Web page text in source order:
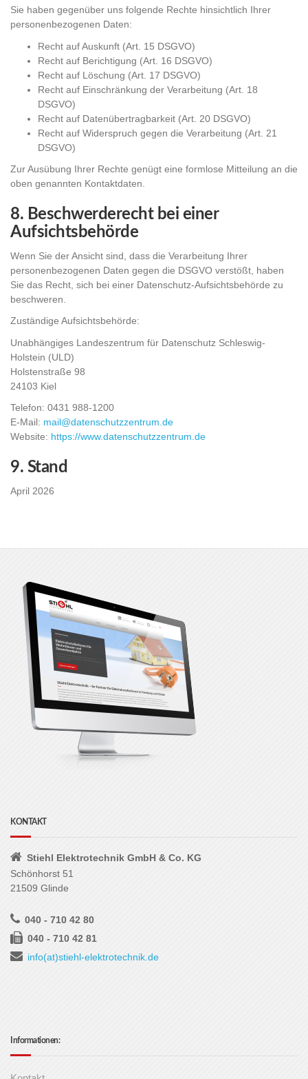
Sie haben gegenüber uns folgende Rechte hinsichtlich Ihrer
personenbezogenen Daten:
Recht auf Auskunft (Art. 15 DSGVO)
Recht auf Berichtigung (Art. 16 DSGVO)
Recht auf Löschung (Art. 17 DSGVO)
Recht auf Einschränkung der Verarbeitung (Art. 18
DSGVO)
Recht auf Datenübertragbarkeit (Art. 20 DSGVO)
Recht auf Widerspruch gegen die Verarbeitung (Art. 21
DSGVO)
Zur Ausübung Ihrer Rechte genügt eine formlose Mitteilung an die
oben genannten Kontaktdaten.
8. Beschwerderecht bei einer
Aufsichtsbehörde
Wenn Sie der Ansicht sind, dass die Verarbeitung Ihrer
personenbezogenen Daten gegen die DSGVO verstößt, haben
Sie das Recht, sich bei einer Datenschutz-Aufsichtsbehörde zu
beschweren.
Zuständige Aufsichtsbehörde:
Unabhängiges Landeszentrum für Datenschutz Schleswig-
Holstein (ULD)
Holstenstraße 98
24103 Kiel
Telefon: 0431 988-1200
E-Mail: mail@datenschutzzentrum.de
Website: https://www.datenschutzzentrum.de
9. Stand
April 2026
KONTAKT
Stiehl Elektrotechnik GmbH & Co. KG
Schönhorst 51
21509 Glinde
040 - 710 42 80
040 - 710 42 81
info(at)stiehl-elektrotechnik.de
Informationen: